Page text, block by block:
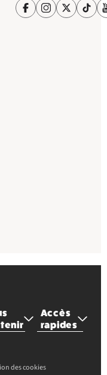
Accès
rapides
des cookies